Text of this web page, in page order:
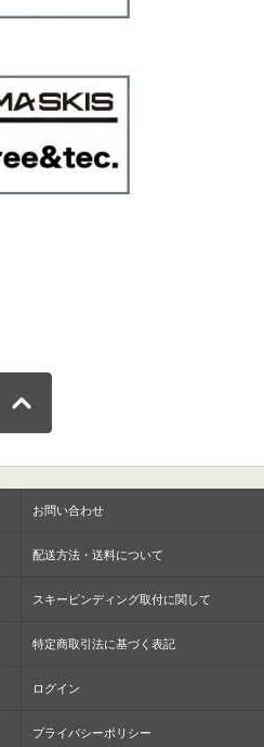
お問い合わせ
配送方法・送料について
スキービンディング取付に関して
特定商取引法に基づく表記
ログイン
プライバシーポリシー